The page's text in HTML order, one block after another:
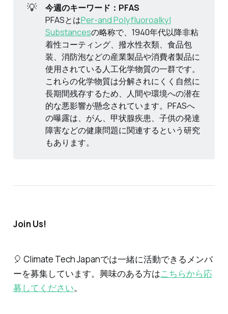
💡
今週のキーワード：PFAS
PFASとはPer-and Polyfluoroalkyl
Substancesの略称で、1940年代以降非粘
着性コーティング、撥水性衣類、食品包
装、消防泡などの産業製品や消費者製品に
使用されている人工化学物質の一群です。
これらの化学物質は分解されにくく自然に
長期間残存するため、人間や環境への潜在
的な悪影響が懸念されています。PFASへ
の曝露は、がん、甲状腺疾患、子供の発達
障害などの健康問題に関連するという研究
もあります。
Join Us!
🎈 Climate Tech Japanでは一緒に活動できるメンバ
ーを募集しています。興味のある方はこちらから応
募してください。